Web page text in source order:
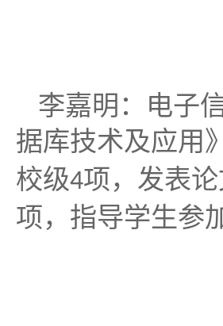
李嘉明：电子
据库技术及应用
校级4项，发表
项，指导学生参